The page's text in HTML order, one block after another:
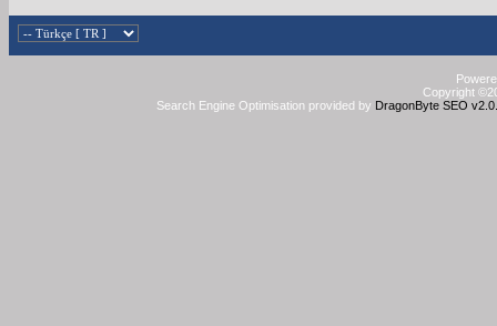
Copyright
Search Engine Optimisation provided by DragonByte SEO